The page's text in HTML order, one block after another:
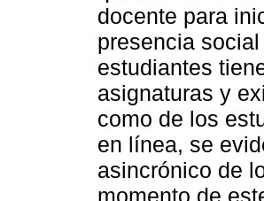
docente para
presencia
estudiantes
asignaturas y
como de los
en línea, se
asincrónico de
momento de